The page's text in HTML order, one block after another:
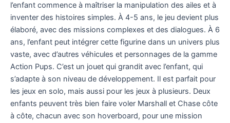
l’enfant commence à maîtriser la manipulation des ailes et à
inventer des histoires simples. À 4-5 ans, le jeu devient plus
élaboré, avec des missions complexes et des dialogues. À 6
ans, l’enfant peut intégrer cette figurine dans un univers plus
vaste, avec d’autres véhicules et personnages de la gamme
Action Pups. C’est un jouet qui grandit avec l’enfant, qui
s’adapte à son niveau de développement. Il est parfait pour
les jeux en solo, mais aussi pour les jeux à plusieurs. Deux
enfants peuvent très bien faire voler Marshall et Chase côte
à côte, chacun avec son hoverboard, pour une mission